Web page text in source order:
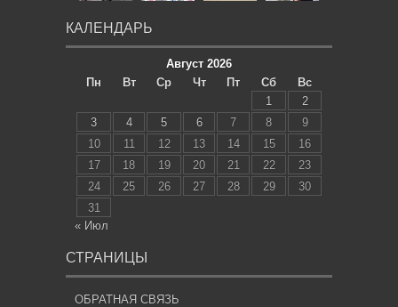
КАЛЕНДАРЬ
Август 2026
Пн
Вт Ср Чт Пт Сб
Вс
1
2
3
4 5 6 7 8
9
10
11 12 13 14 15
16
17
18 19 20 21 22
23
24
25 26 27 28 29
30
31
« Июл
СТРАНИЦЫ
ОБРАТНАЯ СВЯЗЬ